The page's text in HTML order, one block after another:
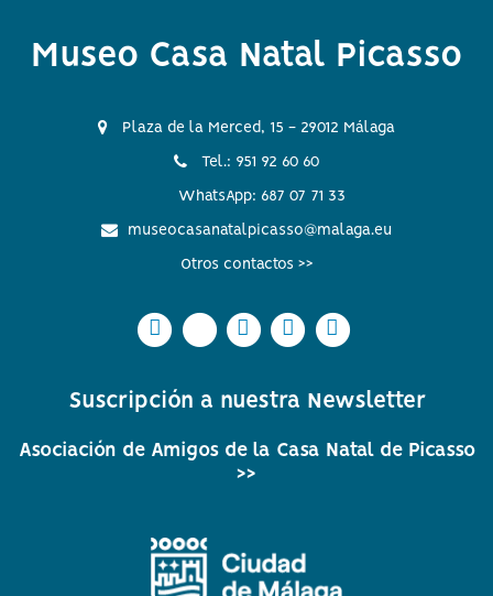
Museo Casa Natal Picasso
Plaza de la Merced, 15 - 29012 Málaga
Tel.: 951 92 60 60
WhatsApp: 687 07 71 33
museocasanatalpicasso@malaga.eu
Otros contactos >>
Icono
Icono
facebook
Icono
Icono
twitter
Icono
Icono
Instagram
Icono
Icono
Whatsapp
Icono
Icono
Youtube
Suscripción a nuestra Newsletter
Asociación de Amigos de la Casa Natal de Picasso
>>